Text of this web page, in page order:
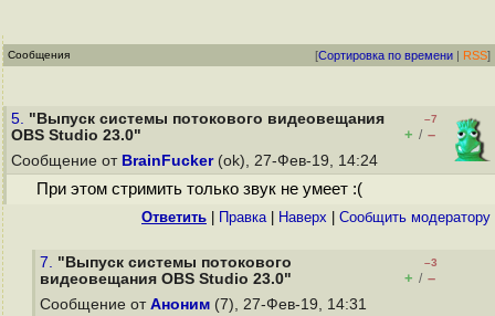
Сообщения [Сортировка по времени | RSS]
5. "Выпуск системы потокового видеовещания
OBS Studio 23.0"
–7
+ / –
Сообщение от BrainFucker(ok), 27-Фев-19, 14:24
При этом стримить только звук не умеет :(
Ответить Правка| Наверх Cообщить модератору
7. "Выпуск системы потокового
видеовещания OBS Studio 23.0"
–3
+ / –
Сообщение от Аноним (7), 27-Фев-19, 14:31